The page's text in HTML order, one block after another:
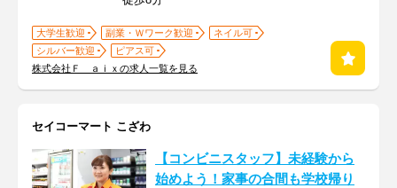
大学生歓迎 副業・Ｗワーク歓迎
ネイル可
シルバー歓迎
ピアス可
株式会社Ｆ ａｉｘの求人一覧を見る
セイコーマート こざわ
【コンビニスタッフ】未経験から
始めよう！家事の合間も学校帰り